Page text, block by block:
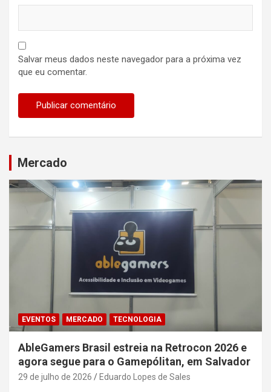
Salvar meus dados neste navegador para a próxima vez
que eu comentar.
Mercado
EVENTOS MERCADO TECNOLOGIA
AbleGamers Brasil estreia na Retrocon 2026 e
agora segue para o Gamepólitan, em Salvador
29 de julho de 2026 Eduardo Lopes de Sales